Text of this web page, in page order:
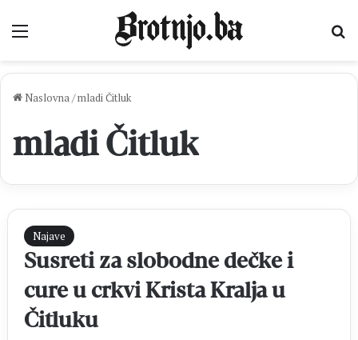
Naslovna/mladi Čitluk
mladi Čitluk
Najave
Susreti za slobodne dečke i
cure u crkvi Krista Kralja u
Čitluku